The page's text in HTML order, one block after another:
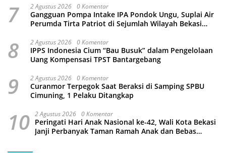
7 2 Agustus 2026 0 Komentar
Gangguan Pompa Intake IPA Pondok Ungu, Suplai Air
Perumda Tirta Patriot di Sejumlah Wilayah Bekasi
8 2 Agustus 2026 0 Komentar
IPPS Indonesia Cium “Bau Busuk” dalam Pengelolaan
Uang Kompensasi TPST Bantargebang
9 2 Agustus 2026 0 Komentar
Curanmor Terpegok Saat Beraksi di Samping SPBU
Cimuning, 1 Pelaku Ditangkap
10 2 Agustus 2026 0 Komentar
Peringati Hari Anak Nasional ke-42, Wali Kota Bekasi
Janji Perbanyak Taman Ramah Anak dan Bebas